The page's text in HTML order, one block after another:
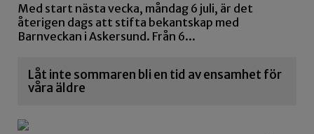
Med start nästa vecka, måndag 6 juli, är det
återigen dags att stifta bekantskap med
Barnveckan i Askersund. Från 6...
Låt inte sommaren bli en tid av ensamhet för
våra äldre